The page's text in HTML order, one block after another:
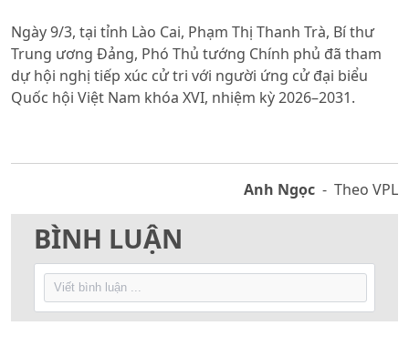
Ngày 9/3, tại tỉnh Lào Cai, Phạm Thị Thanh Trà, Bí thư
Trung ương Đảng, Phó Thủ tướng Chính phủ đã tham
dự hội nghị tiếp xúc cử tri với người ứng cử đại biểu
Quốc hội Việt Nam khóa XVI, nhiệm kỳ 2026–2031.
Anh Ngọc - Theo VPL
BÌNH LUẬN